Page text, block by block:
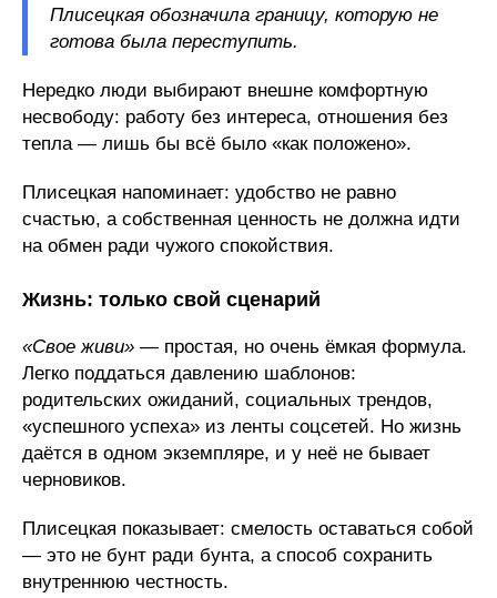
Плисецкая обозначила границу, которую не
готова была переступить.
Нередко люди выбирают внешне комфортную
несвободу: работу без интереса, отношения без
тепла — лишь бы всё было «как положено».
Плисецкая напоминает: удобство не равно
счастью, а собственная ценность не должна идти
на обмен ради чужого спокойствия.
Жизнь: только свой сценарий
«Свое живи» — простая, но очень ёмкая формула.
Легко поддаться давлению шаблонов:
родительских ожиданий, социальных трендов,
«успешного успеха» из ленты соцсетей. Но жизнь
даётся в одном экземпляре, и у неё не бывает
черновиков.
Плисецкая показывает: смелость оставаться собой
— это не бунт ради бунта, а способ сохранить
внутреннюю честность.